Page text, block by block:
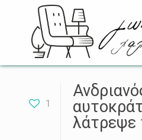
1
λάτρεψε